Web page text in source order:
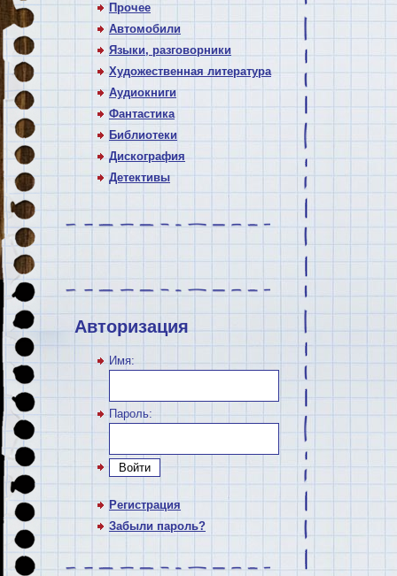
Прочее
Автомобили
Языки, разговорники
Художественная литература
Аудиокниги
Фантастика
Библиотеки
Дискография
Детективы
Авторизация
Имя:
Пароль:
Войти
Регистрация
Забыли пароль?